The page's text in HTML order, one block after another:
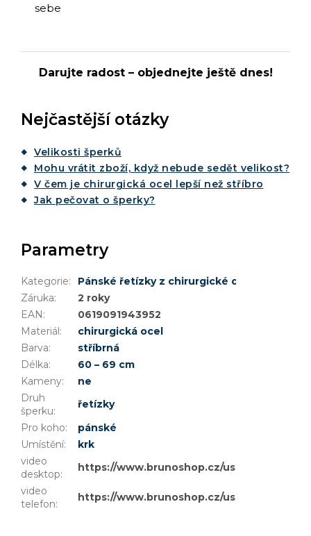
sebe
Darujte radost – objednejte ještě dnes!
Nejčastější otázky
Velikosti šperků
Mohu vrátit zboží, když nebude sedět velikost?
V čem je chirurgická ocel lepší než stříbro
Jak pečovat o šperky?
Parametry
Kategorie:
Pánské řetízky z chirurgické oceli
Záruka:
2 roky
EAN:
0619091943952
Materiál:
chirurgická ocel
Barva:
stříbrná
Délka:
60 – 69 cm
Kameny:
ne
Druh
šperku:
řetízky
Pro koho:
pánské
Umístění:
krk
video
desktop:
https://www.brunoshop.cz/user/
video
telefon:
https://www.brunoshop.cz/user/